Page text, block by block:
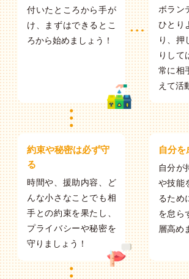
付いたところから手が
け、まずはできるとこ
ろから始めましょう！
ボラン
ひとり
り、押
りして
常に相
えて活
約束や秘密は必ず守
る
時間や、援助内容、ど
んな小さなことでも相
手との約束を果たし、
プライバシーや秘密を
守りましょう！
自分を
自分が
や技能
るため
を怠ら
層高め